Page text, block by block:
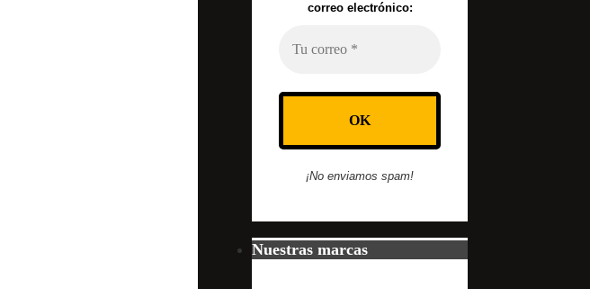
correo electrónico:
¡No enviamos spam!
Nuestras marcas